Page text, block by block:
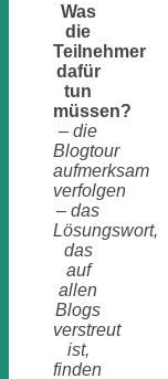
Was
die
Teilnehmer
dafür
tun
müssen?
– die
Blogtour
aufmerksam
verfolgen
– das
Lösungswort,
das
auf
allen
Blogs
verstreut
ist,
finden